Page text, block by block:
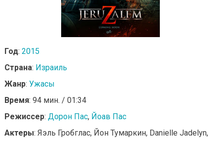
Год: 2015
Страна: Израиль
Жанр: Ужасы
Время: 94 мин. / 01:34
Режиссер: Дорон Пас, Йоав Пас
Актеры: Яэль Гробглас, Йон Тумаркин, Danielle Jadelyn,